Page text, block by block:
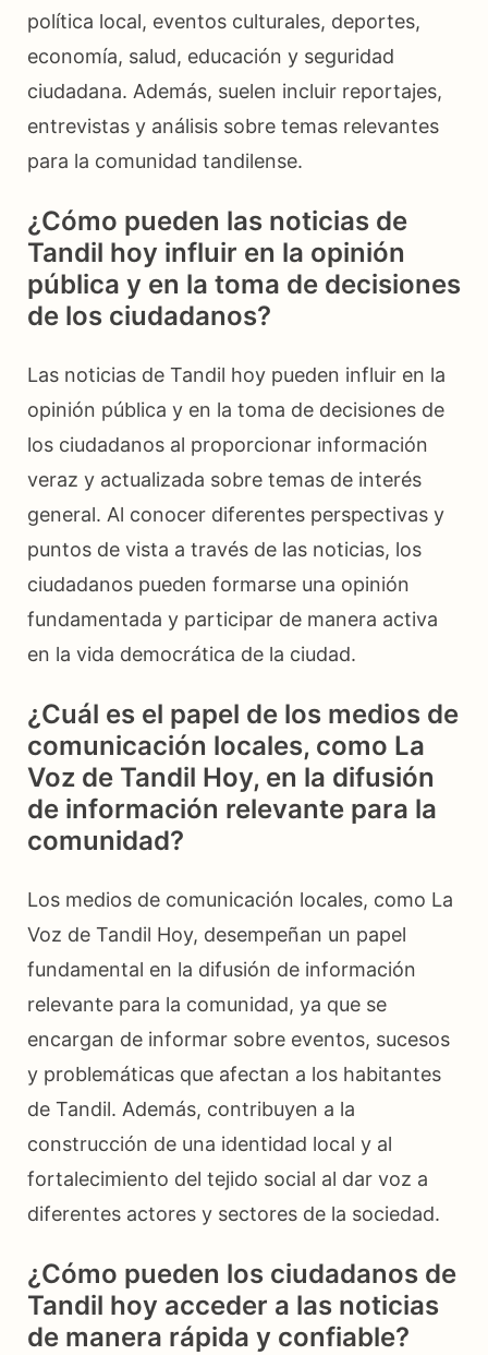
política local, eventos culturales, deportes,
economía, salud, educación y seguridad
ciudadana. Además, suelen incluir reportajes,
entrevistas y análisis sobre temas relevantes
para la comunidad tandilense.
¿Cómo pueden las noticias de
Tandil hoy influir en la opinión
pública y en la toma de decisiones
de los ciudadanos?
Las noticias de Tandil hoy pueden influir en la
opinión pública y en la toma de decisiones de
los ciudadanos al proporcionar información
veraz y actualizada sobre temas de interés
general. Al conocer diferentes perspectivas y
puntos de vista a través de las noticias, los
ciudadanos pueden formarse una opinión
fundamentada y participar de manera activa
en la vida democrática de la ciudad.
¿Cuál es el papel de los medios de
comunicación locales, como La
Voz de Tandil Hoy, en la difusión
de información relevante para la
comunidad?
Los medios de comunicación locales, como La
Voz de Tandil Hoy, desempeñan un papel
fundamental en la difusión de información
relevante para la comunidad, ya que se
encargan de informar sobre eventos, sucesos
y problemáticas que afectan a los habitantes
de Tandil. Además, contribuyen a la
construcción de una identidad local y al
fortalecimiento del tejido social al dar voz a
diferentes actores y sectores de la sociedad.
¿Cómo pueden los ciudadanos de
Tandil hoy acceder a las noticias
de manera rápida y confiable?